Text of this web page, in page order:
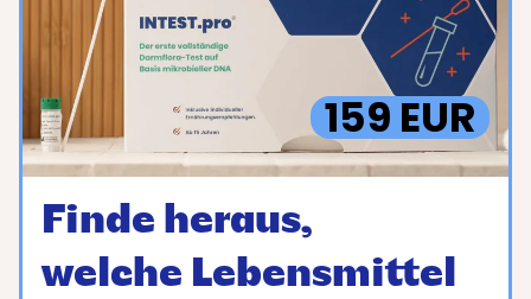
159 EUR
Finde heraus,
welche Lebensmittel